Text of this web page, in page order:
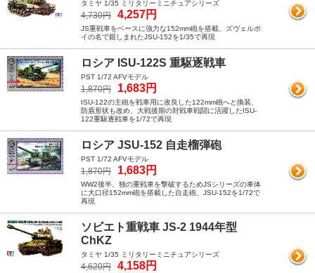
タミヤ 1/35 ミリタリーミニチュアシリーズ
4,730円 4,257円
JS重戦車をベースに強力な152mm砲を搭載、ズヴェルボ
イの名で親しまれたJSU-152を1/35で再現
ロシア ISU-122S 重駆逐戦車
PST 1/72 AFVモデル
1,870円 1,683円
ISU-122の主砲を戦車用に改良した122mm砲へと換装、
防盾形状も改め、大戦後期の対戦車戦闘に活躍したISU-
122重駆逐戦車を1/72で再現
ロシア JSU-152 自走榴弾砲
PST 1/72 AFVモデル
1,870円 1,683円
WW2後半、独の重戦車を撃破するためJSシリーズの車体
に大口径152mm砲を搭載した自走砲、JSU-152を1/72で
再現
ソビエト重戦車 JS-2 1944年型
ChKZ
タミヤ 1/35 ミリタリーミニチュアシリーズ
4,620円 4,158円